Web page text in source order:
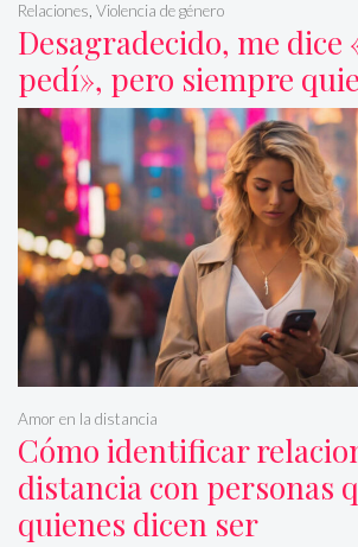
Desagradecido, me dice
pedí», pero siempre
Relaciones, Violencia de género
Cómo identificar
distancia con personas
quienes dicen ser
Amor en la distancia